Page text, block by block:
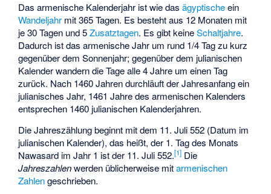
Das armenische Kalenderjahr ist wie dasägyptischeein
Wandeljahr mit 365 Tagen. Es besteht aus 12 Monaten mit
je 30 Tagen und 5Zusatztagen. Es gibt keineSchaltjahre.
Dadurch ist das armenische Jahr um rund 1/4 Tag zu kurz
gegenüber dem Sonnenjahr; gegenüber dem julianischen
Kalender wandern die Tage alle 4 Jahre um einen Tag
zurück. Nach 1460 Jahren durchläuft der Jahresanfang ein
julianisches Jahr, 1461 Jahre des armenischen Kalenders
entsprechen 1460 julianischen Kalenderjahren.
Die Jahreszählung beginnt mit dem 11. Juli 552 (Datum im
julianischen Kalender), das heißt, der 1. Tag des Monats
Nawasard im Jahr 1 ist der 11. Juli 552.[1] Die
Jahreszahlenwerden üblicherweise mitarmenischen
Zahlengeschrieben.